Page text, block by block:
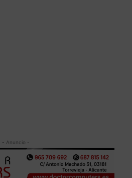
- Anuncio -